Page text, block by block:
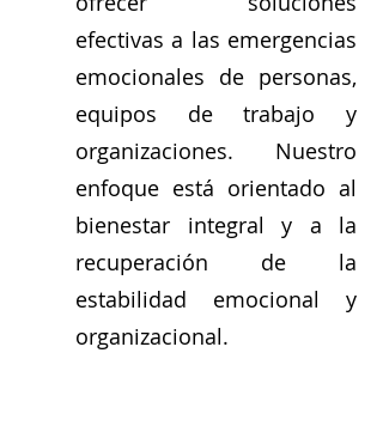
efectivasa las emergencias
emocionales de personas,
equipos de trabajo y
organizaciones. Nuestro
enfoque está orientado al
bienestar integral y a la
recuperación de la
estabilidad emocional y
organizacional.